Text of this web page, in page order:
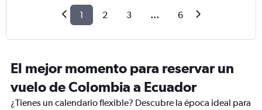
1 2 3 ... 6
El mejor momento para reservar un
vuelo de Colombia a Ecuador
¿Tienes un calendario flexible? Descubre la época ideal para